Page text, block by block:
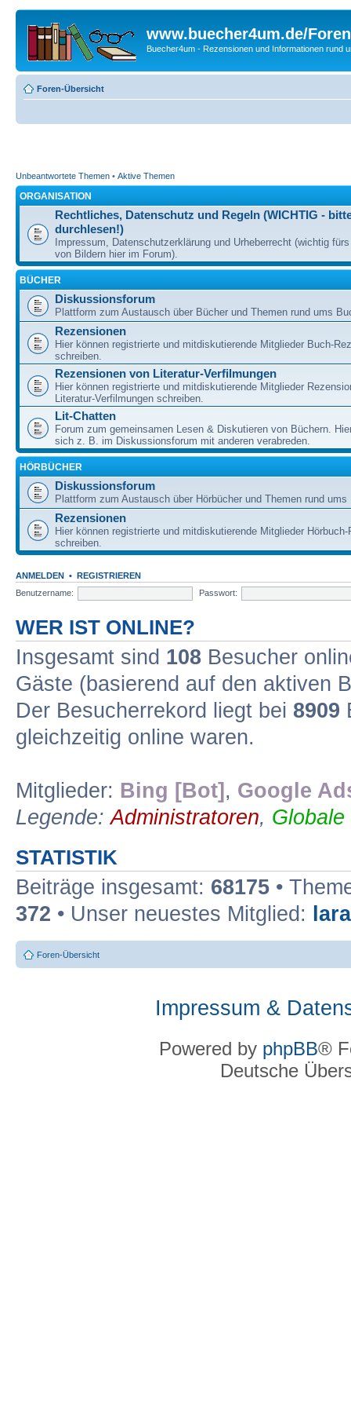
www.buecher4um.de/Foren
Buecher4um - Rezensionen und Informationen rund
Foren-Übersicht
Unbeantwortete Themen • Aktive Themen
ORGANISATION
Rechtliches, Datenschutz und Regeln (WICHTIG -
durchlesen!)
Impressum, Datenschutzerklärung und Urheberrecht (wichtig
von Bildern hier im Forum).
BÜCHER
Diskussionsforum
Plattform zum Austausch über Bücher und Themen rund ums
Rezensionen
Hier können registrierte und mitdiskutierende Mitglieder Buch-
schreiben.
Rezensionen von Literatur-Verfilmungen
Hier können registrierte und mitdiskutierende Mitglieder
Literatur-Verfilmungen schreiben.
Lit-Chatten
Forum zum gemeinsamen Lesen & Diskutieren von Büchern.
sich z. B. im Diskussionsforum mit anderen verabreden.
HÖRBÜCHER
Diskussionsforum
Plattform zum Austausch über Hörbücher und Themen rund ums
Rezensionen
Hier können registrierte und mitdiskutierende Mitglieder Hörbuch-
schreiben.
ANMELDEN • REGISTRIEREN
Benutzername:
Passwort:
WER IST ONLINE?
Insgesamt sind 108 Besucher
Gäste (basierend auf den aktiven
Der Besucherrekord liegt bei 8909
gleichzeitig online waren.
Mitglieder: Bing [Bot] , Google
Legende:Administratoren,
STATISTIK
Beiträge insgesamt: 68175 •
372 • Unser neuestes Mitglied:
Foren-Übersicht
Impressum &
Powered by phpBB®
Deutsche